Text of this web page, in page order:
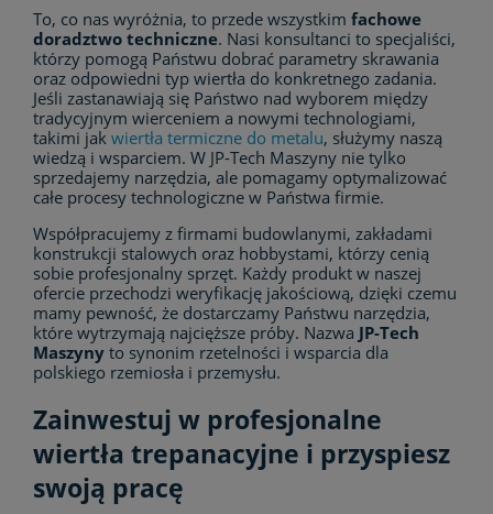
To, co nas wyróżnia, to przede wszystkim fachowe
doradztwo techniczne. Nasi konsultanci to specjaliści,
którzy pomogą Państwu dobrać parametry skrawania
oraz odpowiedni typ wiertła do konkretnego zadania.
Jeśli zastanawiają się Państwo nad wyborem między
tradycyjnym wierceniem a nowymi technologiami,
takimi jak wiertła termiczne do metalu, służymy naszą
wiedzą i wsparciem. W JP-Tech Maszyny nie tylko
sprzedajemy narzędzia, ale pomagamy optymalizować
całe procesy technologiczne w Państwa firmie.
Współpracujemy z firmami budowlanymi, zakładami
konstrukcji stalowych oraz hobbystami, którzy cenią
sobie profesjonalny sprzęt. Każdy produkt w naszej
ofercie przechodzi weryfikację jakościową, dzięki czemu
mamy pewność, że dostarczamy Państwu narzędzia,
które wytrzymają najcięższe próby. Nazwa JP-Tech
Maszyny to synonim rzetelności i wsparcia dla
polskiego rzemiosła i przemysłu.
Zainwestuj w profesjonalne
wiertła trepanacyjne i przyspiesz
swoją pracę